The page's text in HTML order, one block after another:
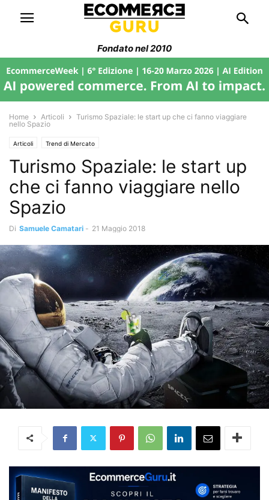
Fondato nel 2010
Home Articoli
Turismo Spaziale: le start up che ci fanno viaggiare
nello Spazio
Articoli Trend di Mercato
Turismo Spaziale: le start up
che ci fanno viaggiare nello
Spazio
Di Samuele Camatari - 21 Maggio 2018